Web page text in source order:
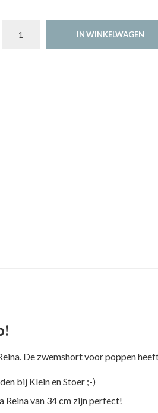
IN WINKELWAGEN
De zwemshort voor poppen
bij Klein en Stoer ;-)
Reina van 34 cm zijn perfect!